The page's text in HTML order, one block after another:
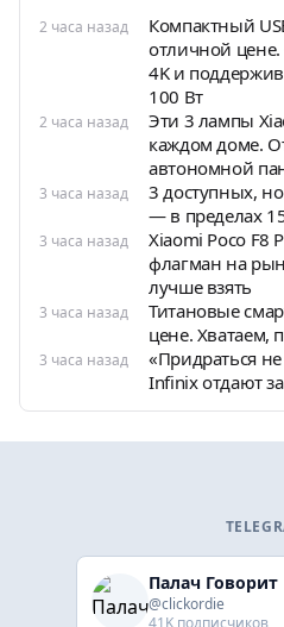
2 часа назад
Компактный
отличной
4K и
100 Вт
2 часа назад
Эти 3 лампы
каждом доме.
автономной
3 часа назад
3 доступных,
— в пределах
3 часа назад
Xiaomi Poco
флагман на
лучше взять
3 часа назад
Титановые
цене. Хватаем,
3 часа назад
«Придраться
Infinix отдают
@clickordie
41K подписчиков